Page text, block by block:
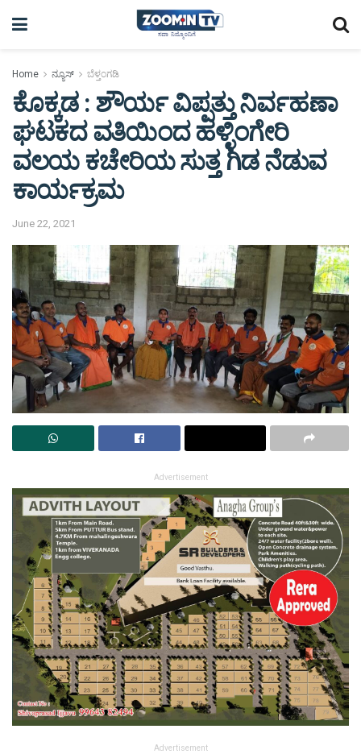
Home ನ್ಯೂಸ್ ಬೆಳ್ತಂಗಡಿ
ಕೊಕ್ಕಡ : ಶೌರ್ಯ ವಿಪ್ಪತ್ತು ನಿರ್ವಹಣಾ
ಘಟಕದ ವತಿಯಿಂದ ಹಳ್ಳಿಂಗೇರಿ
ವಲಯ ಕಚೇರಿಯ ಸುತ್ತ ಗಿಡ ನೆಡುವ
ಕಾರ್ಯಕ್ರಮ
June 22, 2021
Advertisement
Advertisement